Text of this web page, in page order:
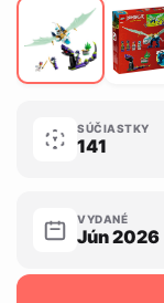
SÚČIASTKY
141
VYDANÉ
Jún 2026